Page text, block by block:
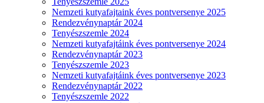
Nemzeti kutyafajtaink éves pontversenye 2025
Rendezvénynaptár 2024
Tenyészszemle 2024
Nemzeti kutyafajtáink éves pontversenye 2024
Rendezvénynaptár 2023
Tenyészszemle 2023
Nemzeti kutyafajtáink éves pontversenye 2023
Rendezvénynaptár 2022
Tenyészszemle 2022